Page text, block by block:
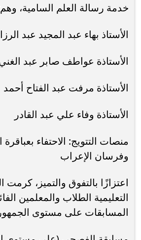
خدمة رسالة العلم السامية،
​الأستاذ بهاء عبد المجيد عبد
​الأستاذة عواطف صابر عبد
​الأستاذة مرفت عبد الفتاح أحمد
​الأستاذة وفاء علي عبد القادر
​منصات التتويج: الاحتفاء
وفرسان الإعراب
​اعتزازًا بالتفوق والتميز، كرمت
التعليمية الطلاب والمعلمين
المسابقات على مستوى